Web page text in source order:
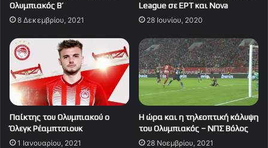
Ολυμπιακός Β’
8 Δεκεμβρίου, 2021
League σε ΕΡΤ και Nova
28 Ιουνίου, 2020
Παίκτης του Ολυμπιακού ο
Όλεγκ Ρέαμπτσιουκ
1 Ιανουαρίου, 2021
Η ώρα και η τηλεοπτική κάλυψη
του Ολυμπιακός – ΝΠΣ Βόλος
28 Νοεμβρίου, 2021